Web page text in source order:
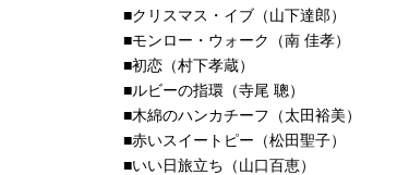
■クリスマス・イブ（山下達郎）
■モンロー・ウォーク（南 佳孝）
■初恋（村下孝蔵）
■ルビーの指環（寺尾 聰）
■木綿のハンカチーフ（太田裕美）
■赤いスイートピー（松田聖子）
■いい日旅立ち（山口百恵）